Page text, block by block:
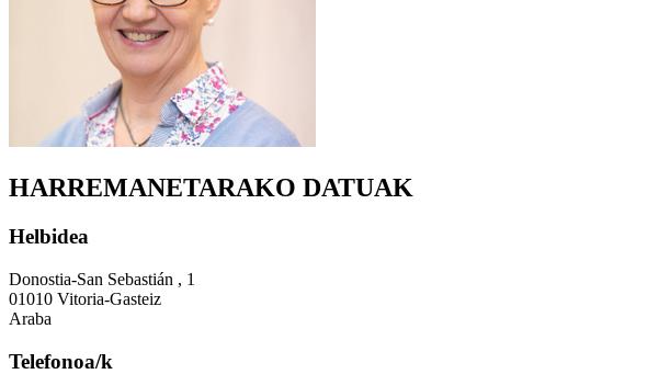
HARREMANETARAKO DATUAK
Helbidea
Donostia-San Sebastián , 1
01010 Vitoria-Gasteiz
Araba
Telefonoa/k